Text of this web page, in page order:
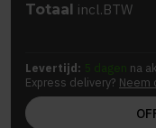
Totaal incl.BTW
Levertijd: 5 dagen na
Express delivery? Neem